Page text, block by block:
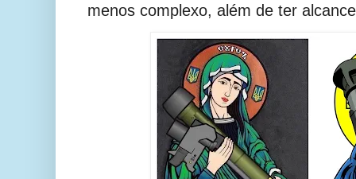
menos complexo, além de ter